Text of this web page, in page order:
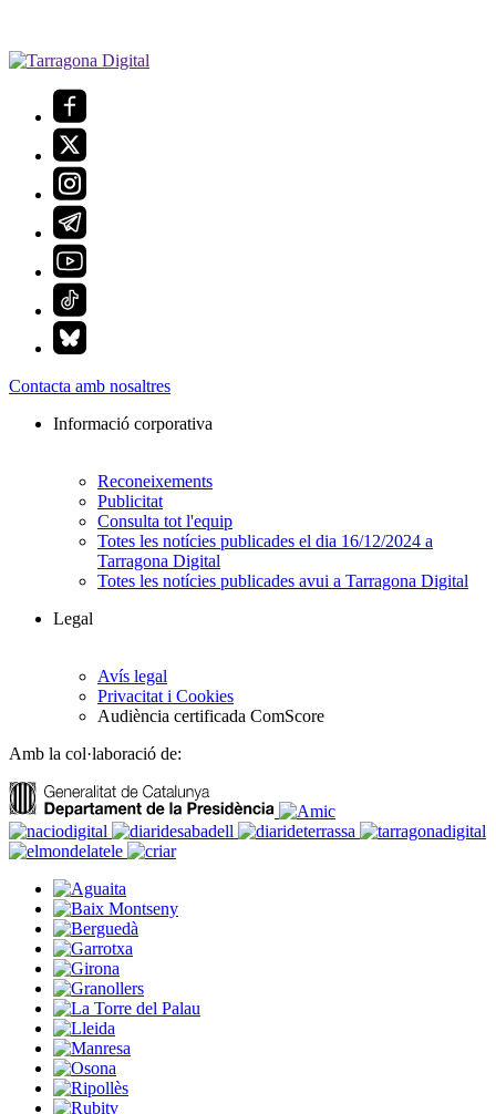
Contacta amb nosaltres
Informació corporativa
Reconeixements
Publicitat
Consulta tot l'equip
Totes les notícies publicades el dia 16/12/2024 a
Tarragona Digital
Totes les notícies publicades avui a Tarragona Digital
Legal
Avís legal
Privacitat i Cookies
Audiència certificada ComScore
Amb la col·laboració de: